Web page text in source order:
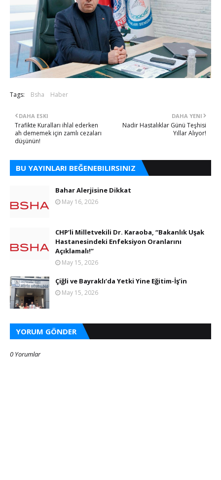
Tags: Bsha Haber
DAHA YENI
Nadir Hastalıklar Günü Teşhisi
Yıllar Alıyor!
DAHA ESKI
Trafikte Kuralları ihlal ederken
ah dememek için zamlı cezaları
düşünün!
BU YAYINLARI BEĞENEBILIRSINIZ
Bahar Alerjisine Dikkat
May 16, 2026
CHP’li Milletvekili Dr. Karaoba, “Bakanlık Uşak
Hastanesindeki Enfeksiyon Oranlarını
Açıklamalı!”
May 15, 2026
Çiğli ve Bayraklı’da Yetki Yine Eğitim-İş’in
May 15, 2026
YORUM GÖNDER
0 Yorumlar